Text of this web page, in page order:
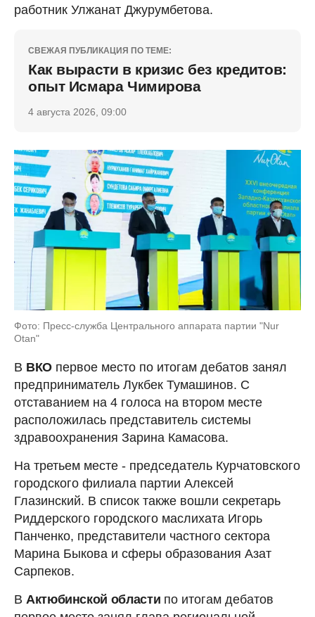
работник Улжанат Джурумбетова.
СВЕЖАЯ ПУБЛИКАЦИЯ ПО ТЕМЕ:
Как вырасти в кризис без кредитов:
опыт Исмара Чимирова
4 августа 2026, 09:00
Фото: Пресс-служба Центрального аппарата партии "Nur
Otan"
В ВКОпервое место по итогам дебатов занял
предприниматель Лукбек Тумашинов. С
отставанием на 4 голоса на втором месте
расположилась представитель системы
здравоохранения Зарина Камасова.
На третьем месте - председатель Курчатовского
городского филиала партии Алексей
Глазинский. В список также вошли секретарь
Риддерского городского маслихата Игорь
Панченко, представители частного сектора
Марина Быкова и сферы образования Азат
Сарпеков.
В Актюбинской области по итогам дебатов